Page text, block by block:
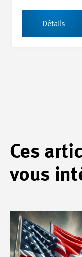
Détails
Ces
vous